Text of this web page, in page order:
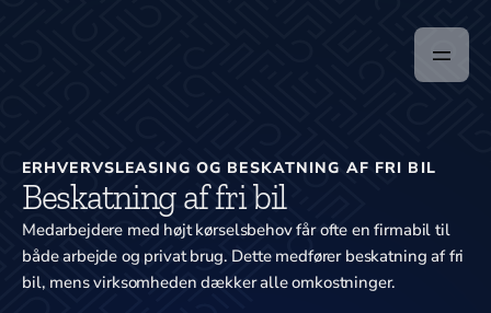
ERHVERVSLEASING OG BESKATNING AF FRI BIL
Beskatning af fri bil
Medarbejdere med højt kørselsbehov får ofte en firmabil til
både arbejde og privat brug. Dette medfører beskatning af fri
bil, mens virksomheden dækker alle omkostninger.